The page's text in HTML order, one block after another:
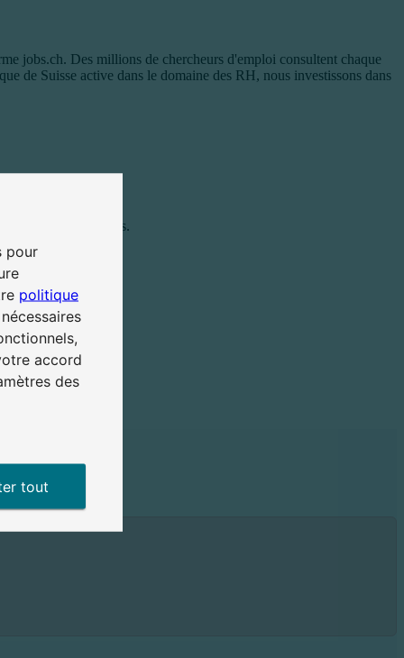
jobs.ch. Des millions de chercheurs d'emploi consultent chaque
de Suisse active dans le domaine des RH, nous investissons dans
des apprenti·e·s.
pour
politique
accord
des
tout